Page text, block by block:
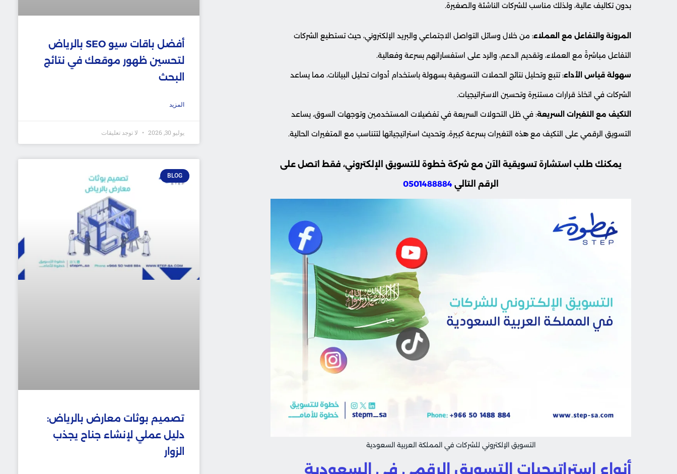
بدون تكاليف عالية، ولذلك مناسب للشركات الناشئة والصغيرة.
المرونة والتفاعل مع العملاء: من خلال وسائل التواصل الاجتماعي والبريد الإلكتروني، حيث تستطيع الشركات
التفاعل مباشرةً مع العملاء، وتقديم الدعم، والرد على استفساراتهم بسرعة وفعالية.
سهولة قياس الأداء: تتبع وتحليل نتائج الحملات التسويقية بسهولة باستخدام أدوات تحليل البيانات، مما يساعد
الشركات في اتخاذ قرارات مستنيرة وتحسين الاستراتيجيات.
التكيف مع التغيرات السريعة: في ظل التحولات السريعة في تفضيلات المستخدمين وتوجهات السوق، يساعد
التسويق الرقمي على التكيف مع هذه التغيرات بسرعة كبيرة، وتحديث استراتيجياتها لتتناسب مع المتغيرات الحالية.
يمكنك طلب استشارة تسويقية الآن مع شركة خطوة للتسويق الإلكتروني، فقط اتصل على
الرقم التالي 0501488884
التسويق الإلكتروني للشركات في المملكة العربية السعودية
أنواع استراتيجيات التسويق الرقمي في السعودية
أفضل باقات سيو SEO بالرياض
لتحسين ظهور موقعك في نتائج
البحث
المزيد
يوليو 30, 2026 لا توجد تعليقات
BLOG
تصميم بوثات معارض بالرياض:
دليل عملي لإنشاء جناح يجذب
الزوار